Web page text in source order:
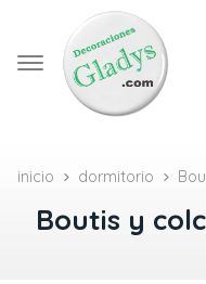
inicio dormitorio
Boutis y